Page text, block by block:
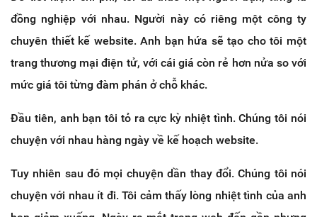
đồng nghiệp với nhau. Người này có riêng một công ty
chuyên thiết kế website. Anh bạn hứa sẽ tạo cho tôi một
trang thương mại điện tử, với cái giá còn rẻ hơn nửa so với
mức giá tôi từng đàm phán ở chỗ khác.
Đầu tiên, anh bạn tôi tỏ ra cực kỳ nhiệt tình. Chúng tôi nói
chuyện với nhau hàng ngày về kế hoạch website.
Tuy nhiên sau đó mọi chuyện dần thay đổi. Chúng tôi nói
chuyện với nhau ít đi. Tôi cảm thấy lòng nhiệt tình của anh